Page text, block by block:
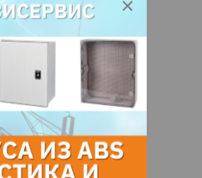
- G1/2.
- латунь.
по ГОСТ 14254-
службы приборов - 8
элемент - спираль
втулки